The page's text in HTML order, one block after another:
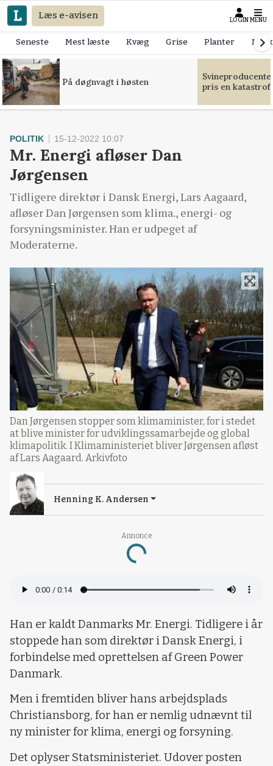
Læs e-avisen LOGIN MENU
Seneste Mest læste Kvæg Grise Planter
På døgnvagt i høsten
pris en
Annonce
Loading...
POLITIK 15-12-2022 10:07
Mr. Energi afløser Dan
Jørgensen
Tidligere direktør i Dansk Energi, Lars Aagaard,
afløser Dan Jørgensen som klima., energi- og
forsyningsminister. Han er udpeget af
Moderaterne.
Dan Jørgensen stopper som klimaminister, for i stedet
at blive minister for udviklingssamarbejde og global
klimapolitik. I Klimaministeriet bliver Jørgensen afløst
af Lars Aagaard. Arkivfoto
Henning K. Andersen
Han er kaldt Danmarks Mr. Energi. Tidligere i år
stoppede han som direktør i Dansk Energi, i
forbindelse med oprettelsen af Green Power
Danmark.
Men i fremtiden bliver hans arbejdsplads
Christiansborg, for han er nemlig udnævnt til
ny minister for klima, energi og forsyning.
Det oplyser Statsministeriet. Udover posten